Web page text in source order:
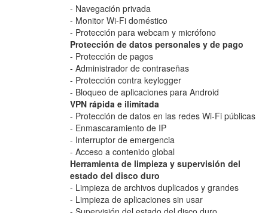
- Navegación privada
- Monitor Wi-Fi doméstico
- Protección para webcam y micrófono
Protección de datos personales y de pago
- Protección de pagos
- Administrador de contraseñas
- Protección contra keylogger
- Bloqueo de aplicaciones para Android
VPN rápida e ilimitada
- Protección de datos en las redes Wi-Fi públicas
- Enmascaramiento de IP
- Interruptor de emergencia
- Acceso a contenido global
Herramienta de limpieza y supervisión del
estado del disco duro
- Limpieza de archivos duplicados y grandes
- Limpieza de aplicaciones sin usar